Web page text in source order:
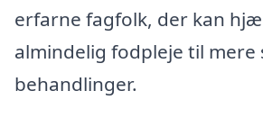
erfarne fagfolk, der kan
almindelig fodpleje til mere
behandlinger.